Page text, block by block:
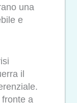
una
e
il
a